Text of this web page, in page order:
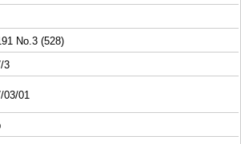
No.3 (528)
3
03/01